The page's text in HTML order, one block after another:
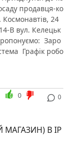
продавця-ко
Космонавтів, 24
В вул. Келецьк
Заро
Графік робо
0
0
В ІР